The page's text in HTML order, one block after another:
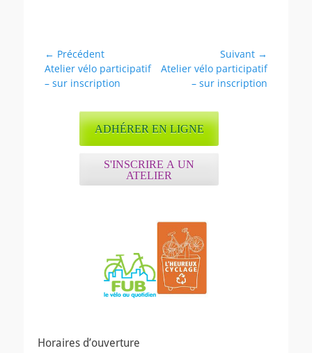
Navigation
de
l’article
← Précédent
Article
précédent :
Atelier vélo participatif
– sur inscription
Suivant →
Article
suivant :
Atelier vélo participatif
– sur inscription
ADHÉRER EN LIGNE
S'INSCRIRE A UN
ATELIER
Horaires d’ouverture